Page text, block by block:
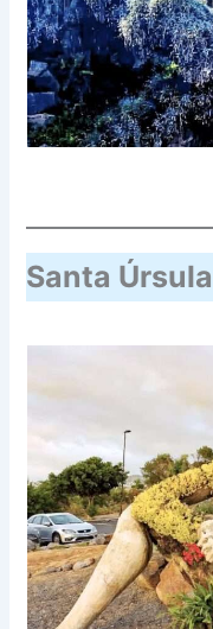
Santa